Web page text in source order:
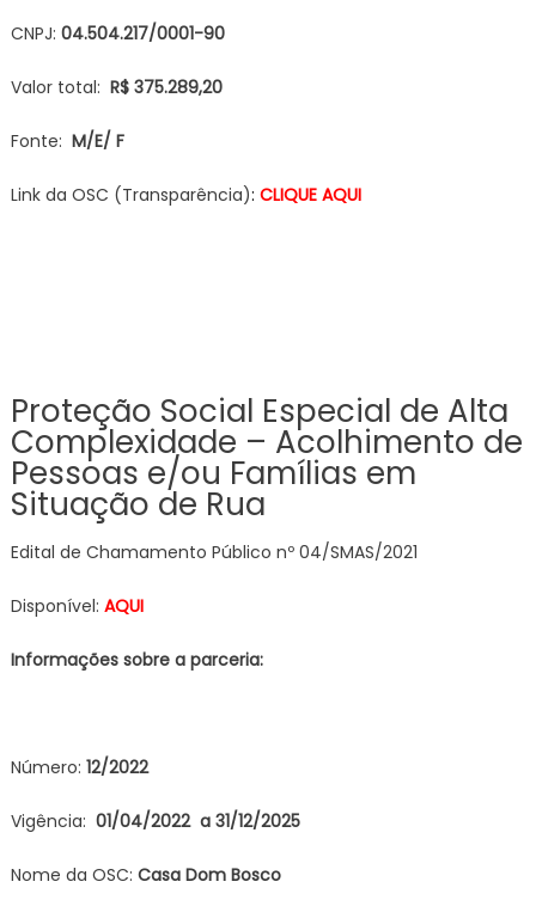
CNPJ: 04.504.217/0001-90
Valor total: R$ 375.289,20
Fonte: M/E/ F
Link da OSC (Transparência): CLIQUE AQUI
Proteção Social Especial de Alta
Complexidade – Acolhimento de
Pessoas e/ou Famílias em
Situação de Rua
Edital de Chamamento Público nº 04/SMAS/2021
Disponível: AQUI
Informações sobre a parceria:
Número: 12/2022
Vigência: 01/04/2022 a 31/12/2025
Nome da OSC: Casa Dom Bosco